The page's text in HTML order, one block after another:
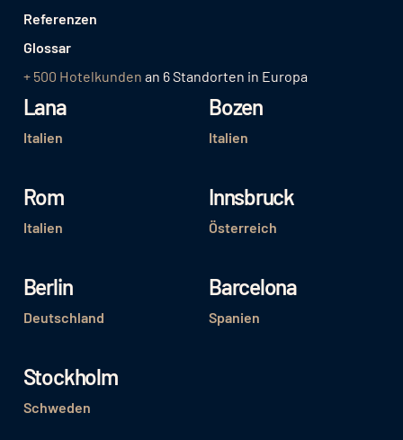
Referenzen
Glossar
+ 500 Hotelkunden an 6 Standorten in Europa
Lana
Italien
Bozen
Italien
Rom
Italien
Innsbruck
Österreich
Berlin
Deutschland
Barcelona
Spanien
Stockholm
Schweden